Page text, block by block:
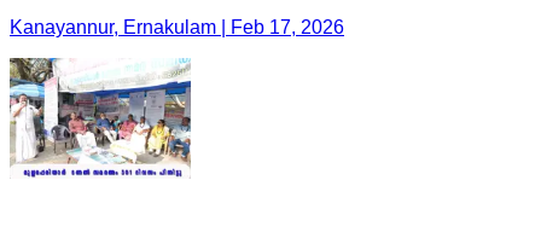
Kanayannur, Ernakulam | Feb 17, 2026